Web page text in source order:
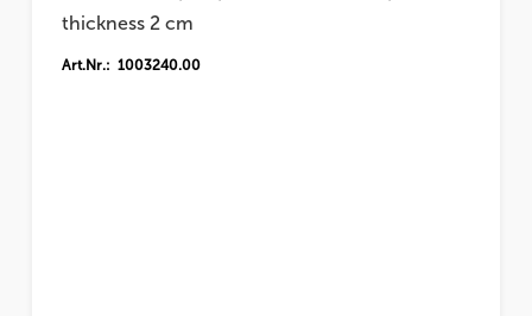
thickness 2 cm
Art.Nr.: 1003240.00